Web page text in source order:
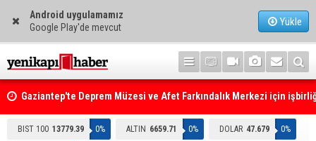
Android uygulamamız
Google Play'de mevcut
Yükle
Gaziantep'te Deprem Müzesi ve Afet Farkındalık Merkezi için
protokolü imzalandı
BIST 100 13779.39 0% ALTIN 6659.71 0% DOLAR 47.679 0%